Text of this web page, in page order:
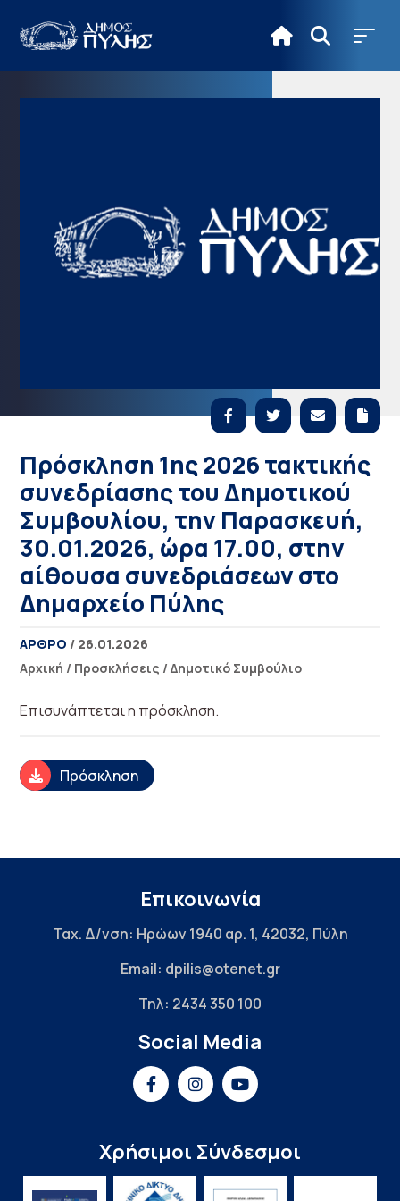
Πρόσκληση 1ης 2026 τακτικής
συνεδρίασης του Δημοτικού
Συμβουλίου, την Παρασκευή,
30.01.2026, ώρα 17.00, στην
αίθουσα συνεδριάσεων στο
Δημαρχείο Πύλης
ΑΡΘΡΟ / 26.01.2026
Αρχική / Προσκλήσεις /Δημοτικό Συμβούλιο
Επισυνάπτεται η πρόσκληση.
Πρόσκληση
Επικοινωνία
Ταχ. Δ/νση: Ηρώων 1940 αρ. 1, 42032, Πύλη
Email: dpilis@otenet.gr
Τηλ: 2434 350 100
Social Media
Χρήσιμοι Σύνδεσμοι